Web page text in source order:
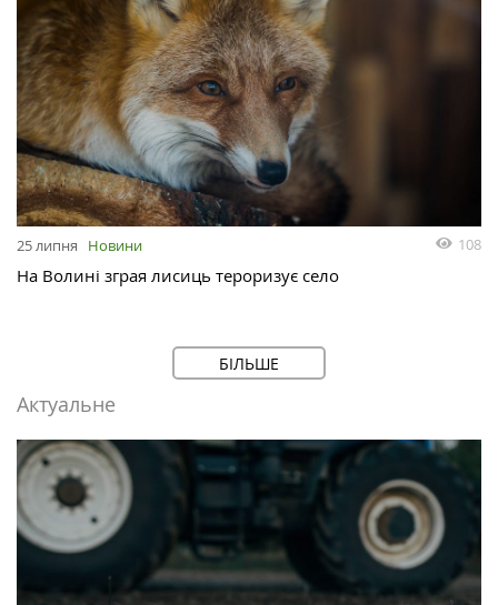
25 липня Новини 108
На Волині зграя лисиць тероризує село
БІЛЬШЕ
Актуальне